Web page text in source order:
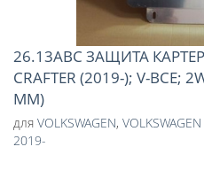
26.13ABC ЗАЩИТА
CRAFTER (2019-); V-
ММ)
для VOLKSWAGEN,
2019-